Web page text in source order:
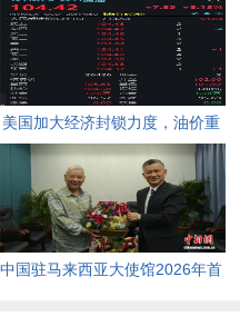
美国加大经济封锁力度，油价重
返100美元高点，黄金价格急
跌，日韩主要股指开盘走低。
中国驻马来西亚大使馆2026年首